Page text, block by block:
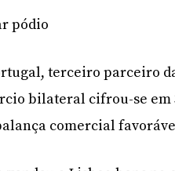
pódio
terceiro parceiro
bilateral cifrou-se em
comercial